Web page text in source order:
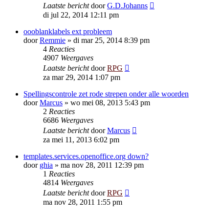
Laatste berichtdoorG.D.Johanns
di jul 22, 2014 12:11 pm
oooblanklabels ext probleem
doorRemmie » di mar 25, 2014 8:39 pm
4 Reacties
4907 Weergaves
Laatste berichtdoorRPG
za mar 29, 2014 1:07 pm
Spellingscontrole zet rode strepen onder alle woorden
doorMarcus » wo mei 08, 2013 5:43 pm
2 Reacties
6686 Weergaves
Laatste berichtdoorMarcus
za mei 11, 2013 6:02 pm
templates.services.openoffice.org down?
door ghia » ma nov 28, 2011 12:39 pm
1 Reacties
4814 Weergaves
Laatste berichtdoorRPG
ma nov 28, 2011 1:55 pm